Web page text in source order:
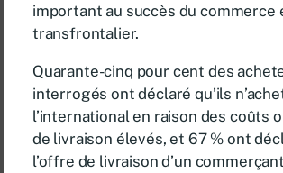
important au succès du commerce
transfrontalier.
Quarante-cinq pour cent des
interrogés ont déclaré qu’ils
l’international en raison des coûts
de livraison élevés, et 67 % ont
l’offre de livraison d’un